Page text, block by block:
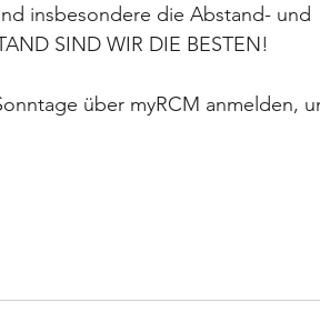
insbesondere die Abstand- und
SIND WIR DIE BESTEN!
über myRCM anmelden,